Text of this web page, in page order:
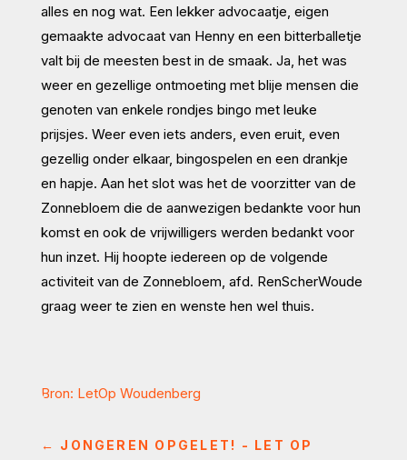
alles en nog wat. Een lekker advocaatje, eigen
gemaakte advocaat van Henny en een bitterballetje
valt bij de meesten best in de smaak. Ja, het was
weer en gezellige ontmoeting met blije mensen die
genoten van enkele rondjes bingo met leuke
prijsjes. Weer even iets anders, even eruit, even
gezellig onder elkaar, bingospelen en een drankje
en hapje. Aan het slot was het de voorzitter van de
Zonnebloem die de aanwezigen bedankte voor hun
komst en ook de vrijwilligers werden bedankt voor
hun inzet. Hij hoopte iedereen op de volgende
activiteit van de Zonnebloem, afd. RenScherWoude
graag weer te zien en wenste hen wel thuis.
Bron: LetOp Woudenberg
← JONGEREN OPGELET! - LET OP